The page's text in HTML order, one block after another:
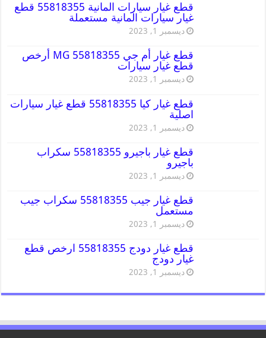
قطع غيار سيارات المانية 55818355 قطع
غيار سيارات المانية مستعملة
ديسمبر 1, 2023
قطع غيار أم جي MG 55818355 أرخص
قطع غيار سيارات
ديسمبر 1, 2023
قطع غيار كيا 55818355 قطع غيار سيارات
اصلية
ديسمبر 1, 2023
قطع غيار باجيرو 55818355 سكراب
باجيرو
ديسمبر 1, 2023
قطع غيار جيب 55818355 سكراب جيب
مستعمل
ديسمبر 1, 2023
قطع غيار دودج 55818355 ارخص قطع
غيار دودج
ديسمبر 1, 2023